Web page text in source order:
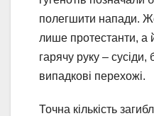
полегшити напади.
лише протестанти, а
гарячу руку –
випадкові перехожі.
Точна кількість